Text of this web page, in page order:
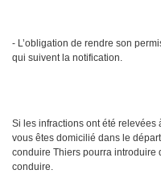
- L’obligation de rendre son
qui suivent la notification.
Si les infractions ont été relevées
vous êtes domicilié dans le
conduire Thiers pourra introduire
conduire.